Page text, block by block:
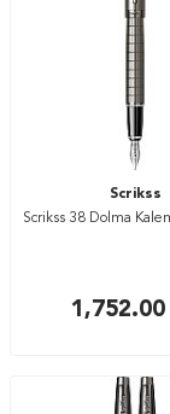
Scrikss
Scrikss 38 Dolma
1,752.00